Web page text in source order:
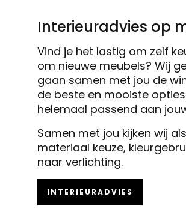
Interieuradvies op
Vind je het lastig om zelf
om nieuwe meubels? Wij
gaan samen met jou de
de beste en mooiste
helemaal passend aan
Samen met jou kijken wij
materiaal keuze,
naar verlichting.
INTERIEURADVIES